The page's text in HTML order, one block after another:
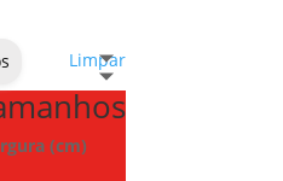
Limpar
(cm)